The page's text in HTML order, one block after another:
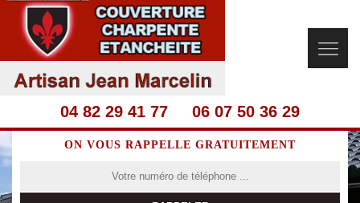
04 82 29 41 77 06 07 50 36 29
ON VOUS RAPPELLE GRATUITEMENT